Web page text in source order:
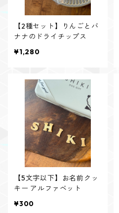
【2種セット】りんごとバ
ナナのドライチップス
¥1,280
【5文字以下】お名前クッ
キー アルファベット
¥300